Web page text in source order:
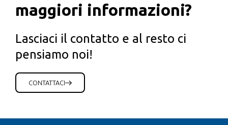
maggiori informazioni?
Lasciaci il contatto e al resto ci
pensiamo noi!
CONTATTACI